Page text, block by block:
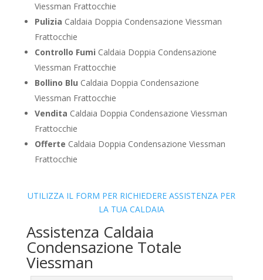
Viessman Frattocchie
Pulizia Caldaia Doppia Condensazione Viessman
Frattocchie
Controllo Fumi Caldaia Doppia Condensazione
Viessman Frattocchie
Bollino Blu Caldaia Doppia Condensazione
Viessman Frattocchie
Vendita Caldaia Doppia Condensazione Viessman
Frattocchie
Offerte Caldaia Doppia Condensazione Viessman
Frattocchie
UTILIZZA IL FORM PER RICHIEDERE ASSISTENZA PER
LA TUA CALDAIA
Assistenza Caldaia
Condensazione Totale
Viessman